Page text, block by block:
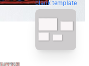
blank template